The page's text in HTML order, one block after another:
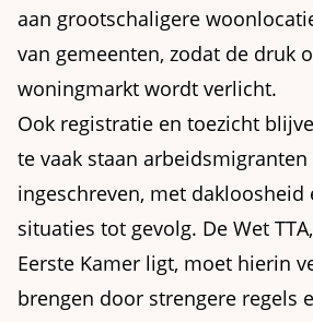
aan grootschaligere
van gemeenten, zodat de druk
woningmarkt wordt verlicht.
Ook registratie en toezicht
te vaak staan
ingeschreven, met
situaties tot gevolg. De Wet
Eerste Kamer ligt, moet hierin
brengen door strengere regels